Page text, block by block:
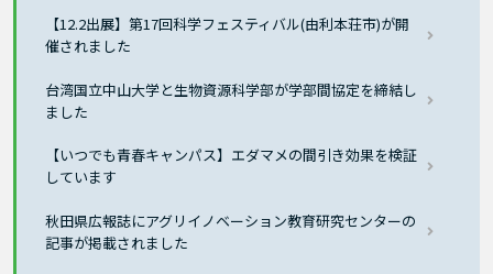
【12.2出展】第17回科学フェスティバル(由利本荘市)が開
催されました
台湾国立中山大学と生物資源科学部が学部間協定を締結し
ました
【いつでも青春キャンパス】エダマメの間引き効果を検証
しています
秋田県広報誌にアグリイノベーション教育研究センターの
記事が掲載されました